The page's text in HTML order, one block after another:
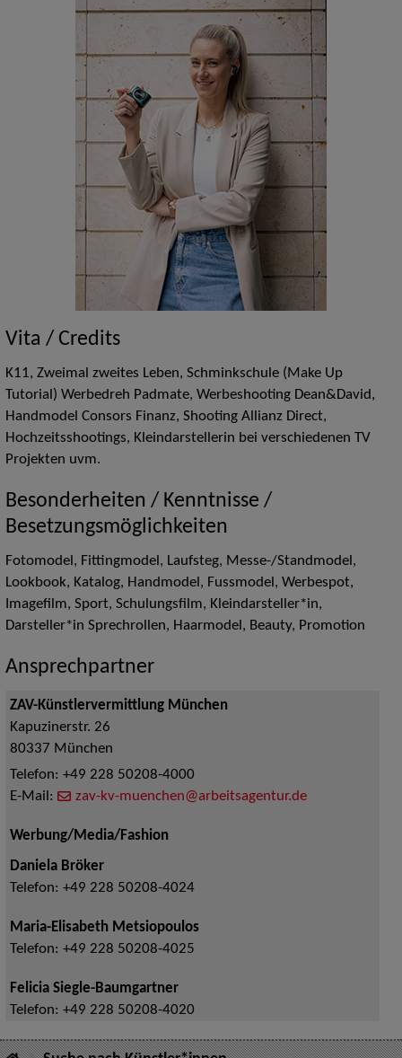
Vita / Credits
K11, Zweimal zweites Leben, Schminkschule (Make Up
Tutorial) Werbedreh Padmate, Werbeshooting Dean&David,
Handmodel Consors Finanz, Shooting Allianz Direct,
Hochzeitsshootings, Kleindarstellerin bei verschiedenen TV
Projekten uvm.
Besonderheiten / Kenntnisse /
Besetzungsmöglichkeiten
Fotomodel, Fittingmodel, Laufsteg, Messe-/Standmodel,
Lookbook, Katalog, Handmodel, Fussmodel, Werbespot,
Imagefilm, Sport, Schulungsfilm, Kleindarsteller*in,
Darsteller*in Sprechrollen, Haarmodel, Beauty, Promotion
Ansprechpartner
ZAV-Künstlervermittlung München
Kapuzinerstr. 26
80337 München
Telefon: +49 228 50208-4000
E-Mail:
zav-kv-muenchen@arbeitsagentur.de
Werbung/Media/Fashion
Daniela Bröker
Telefon: +49 228 50208-4024
Maria-Elisabeth Metsiopoulos
Telefon: +49 228 50208-4025
Felicia Siegle-Baumgartner
Telefon: +49 228 50208-4020